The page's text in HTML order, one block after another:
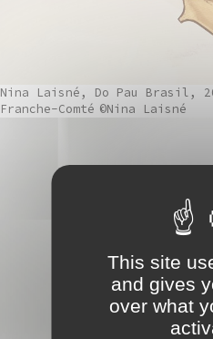
Nina Laisné, Do Pau Brasil,
Franche-Comté ©Nina Laisné
This site
and gives
over what